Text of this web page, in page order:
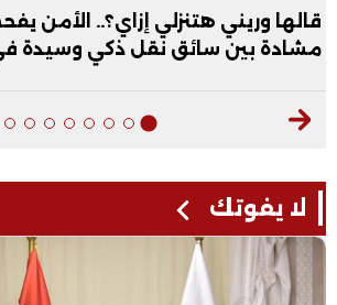
قالها وريني هتنزلي إزاي؟.. الأمن
مشادة بين سائق نقل ذكي وسيدة في
لا يفوتك